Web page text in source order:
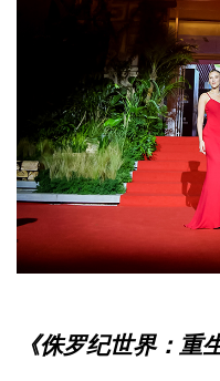
《侏罗纪世界：重